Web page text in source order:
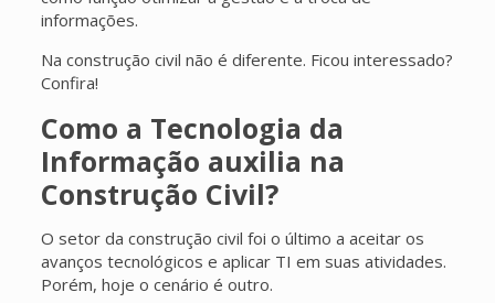
informações.
Na construção civil não é diferente. Ficou interessado?
Confira!
Como a Tecnologia da
Informação auxilia na
Construção Civil?
O setor da construção civil foi o último a aceitar os
avanços tecnológicos e aplicar TI em suas atividades.
Porém, hoje o cenário é outro.